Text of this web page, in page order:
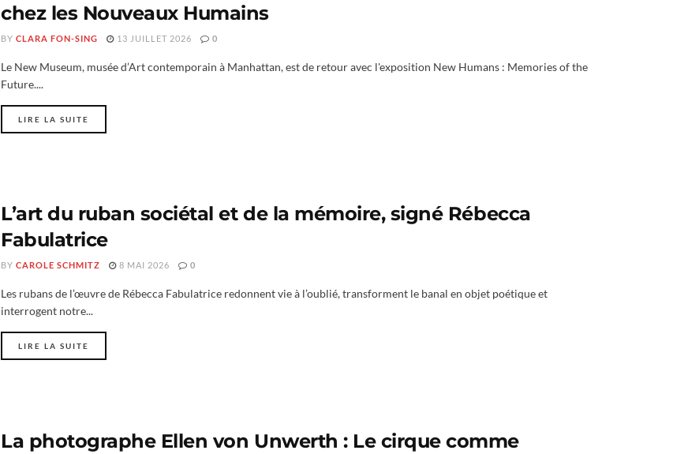
chez les Nouveaux Humains
BY CLARA FON-SING 13 JUILLET 2026 0
Le New Museum, musée d’Art contemporain à Manhattan, est de retour avec l'exposition New Humans : Memories of the
Future....
LIRE LA SUITE
L’art du ruban sociétal et de la mémoire, signé Rébecca
Fabulatrice
BY CAROLE SCHMITZ 8 MAI 2026 0
Les rubans de l’œuvre de Rébecca Fabulatrice redonnent vie à l’oublié, transforment le banal en objet poétique et
interrogent notre...
LIRE LA SUITE
La photographe Ellen von Unwerth : Le cirque comme